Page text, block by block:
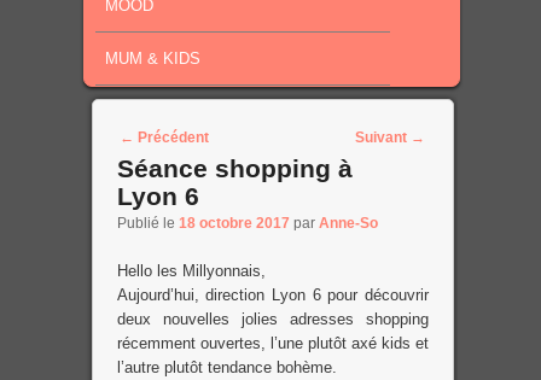
MOOD
MUM & KIDS
Post navigation
← Précédent Suivant →
Séance shopping à
Lyon 6
Publié le 18 octobre 2017 par Anne-So
Hello les Millyonnais,
Aujourd’hui, direction Lyon 6 pour découvrir
deux nouvelles jolies adresses shopping
récemment ouvertes, l’une plutôt axé kids et
l’autre plutôt tendance bohème.